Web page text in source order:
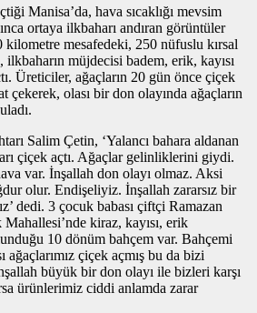
Manisa’da, hava sıcaklığı mevsim
ortaya ilkbaharı andıran görüntüler
kilometre mesafedeki, 250 nüfuslu kırsal
ilkbaharın müjdecisi badem, erik, kayısı
Üreticiler, ağaçların 20 gün önce çiçek
çekerek, olası bir don olayında ağaçların
Salim Çetin, ‘Yalancı bahara aldanan
çiçek açtı. Ağaçlar gelinliklerini giydi.
var. İnşallah don olayı olmaz. Aksi
olur. Endişeliyiz. İnşallah zararsız bir
dedi. 3 çocuk babası çiftçi Ramazan
Mahallesi’nde kiraz, kayısı, erik
10 dönüm bahçem var. Bahçemi
ağaçlarımız çiçek açmış bu da bizi
büyük bir don olayı ile bizleri karşı
ürünlerimiz ciddi anlamda zarar